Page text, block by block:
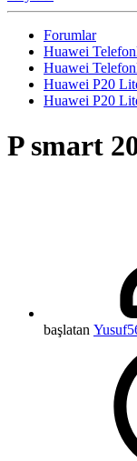
Forumlar
Huawei
Huawei
Huawei P20
Huawei P20
P smart
başlatan